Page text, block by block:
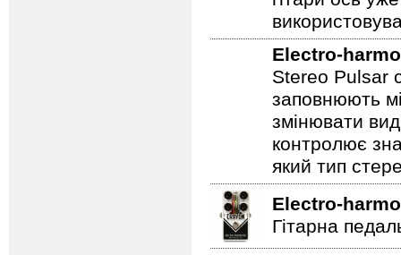
Santana, які
сустейн.
гітари ось
Electro-
Stereo Pulsar
заповнюють
змінювати
контролює
який тип